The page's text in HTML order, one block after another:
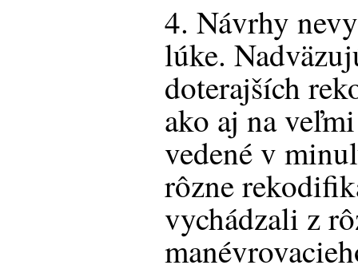
4. Návrhy
lúke.
doterajších
ako aj na
vedené v
rôzne
vychádzali z